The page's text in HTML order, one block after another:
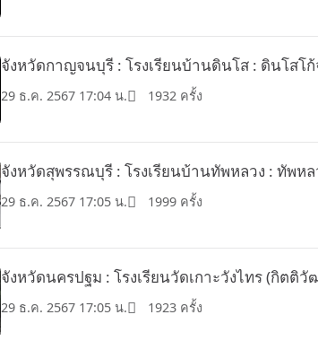
จังหวัดกาญจนบุรี : โรงเรียนบ้านดินโส : ดินโสโก้
29 ธ.ค. 2567 17:04 น. 1932 ครั้ง
จังหวัดสุพรรณบุรี : โรงเรียนบ้านทัพหลวง : ทัพหล
29 ธ.ค. 2567 17:05 น. 1999 ครั้ง
จังหวัดนครปฐม : โรงเรียนวัดเกาะวังไทร (กิตติ
คาร)
29 ธ.ค. 2567 17:05 น. 1923 ครั้ง